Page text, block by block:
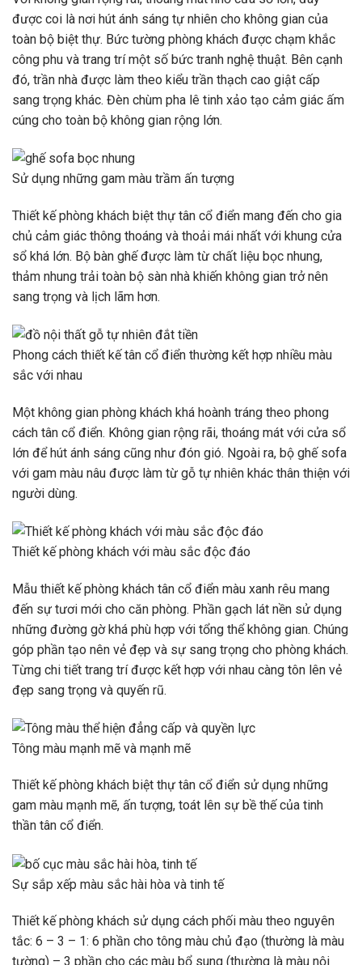
được coi là nơi hút ánh sáng tự nhiên cho không gian của
toàn bộ biệt thự. Bức tường phòng khách được chạm khắc
công phu và trang trí một số bức tranh nghệ thuật. Bên cạnh
đó, trần nhà được làm theo kiểu trần thạch cao giật cấp
sang trọng khác. Đèn chùm pha lê tinh xảo tạo cảm giác ấm
cúng cho toàn bộ không gian rộng lớn.
Sử dụng những gam màu trầm ấn tượng
Thiết kế phòng khách biệt thự tân cổ điển mang đến cho gia
chủ cảm giác thông thoáng và thoải mái nhất với khung cửa
sổ khá lớn. Bộ bàn ghế được làm từ chất liệu bọc nhung,
thảm nhung trải toàn bộ sàn nhà khiến không gian trở nên
sang trọng và lịch lãm hơn.
Phong cách thiết kế tân cổ điển thường kết hợp nhiều màu
sắc với nhau
Một không gian phòng khách khá hoành tráng theo phong
cách tân cổ điển. Không gian rộng rãi, thoáng mát với cửa sổ
lớn để hút ánh sáng cũng như đón gió. Ngoài ra, bộ ghế sofa
với gam màu nâu được làm từ gỗ tự nhiên khác thân thiện với
người dùng.
Thiết kế phòng khách với màu sắc độc đáo
Mẫu thiết kế phòng khách tân cổ điển màu xanh rêu mang
đến sự tươi mới cho căn phòng. Phần gạch lát nền sử dụng
những đường gờ khá phù hợp với tổng thể không gian. Chúng
góp phần tạo nên vẻ đẹp và sự sang trọng cho phòng khách.
Từng chi tiết trang trí được kết hợp với nhau càng tôn lên vẻ
đẹp sang trọng và quyến rũ.
Tông màu mạnh mẽ và mạnh mẽ
Thiết kế phòng khách biệt thự tân cổ điển sử dụng những
gam màu mạnh mẽ, ấn tượng, toát lên sự bề thế của tinh
thần tân cổ điển.
Sự sắp xếp màu sắc hài hòa và tinh tế
Thiết kế phòng khách sử dụng cách phối màu theo nguyên
tắc: 6 – 3 – 1: 6 phần cho tông màu chủ đạo (thường là màu
tường) – 3 phần cho các màu bổ sung (thường là màu nội